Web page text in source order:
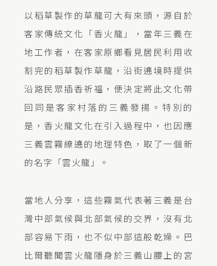
以稻草製作的草龍可大有來頭，源自於
客家傳統文化「香火龍」，當年三義在
地工作者，在客家原鄉看見居民利用收
割完的稻草製作草龍，沿街遶境時提供
沿路民眾插香祈福，便決定將此文化帶
回同是客家村落的三義發揚。特別的
是，香火龍文化在引入過程中，也因應
三義雲霧繚遶的地理特色，取了一個新
的名字「雲火龍」。
當地人分享，這些霧氣代表著三義是台
灣中部氣候與北部氣候的交界，沒有北
部容易下雨，也不似中部這般乾燥。巴
比爾聽聞雲火龍隱身於三義山腰上的宮